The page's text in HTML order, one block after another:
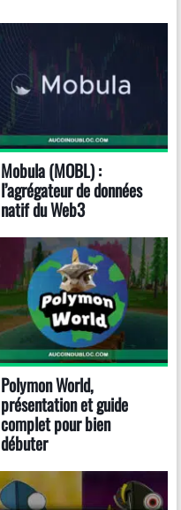
Mobula (MOBL) :
l’agrégateur de données
natif du Web3
Polymon World,
présentation et guide
complet pour bien
débuter